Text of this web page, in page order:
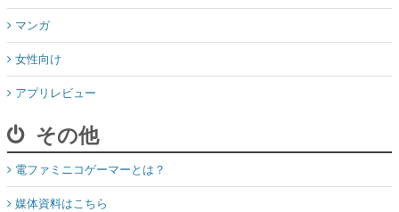
マンガ
女性向け
アプリレビュー
その他
電ファミニコゲーマーとは？
媒体資料はこちら